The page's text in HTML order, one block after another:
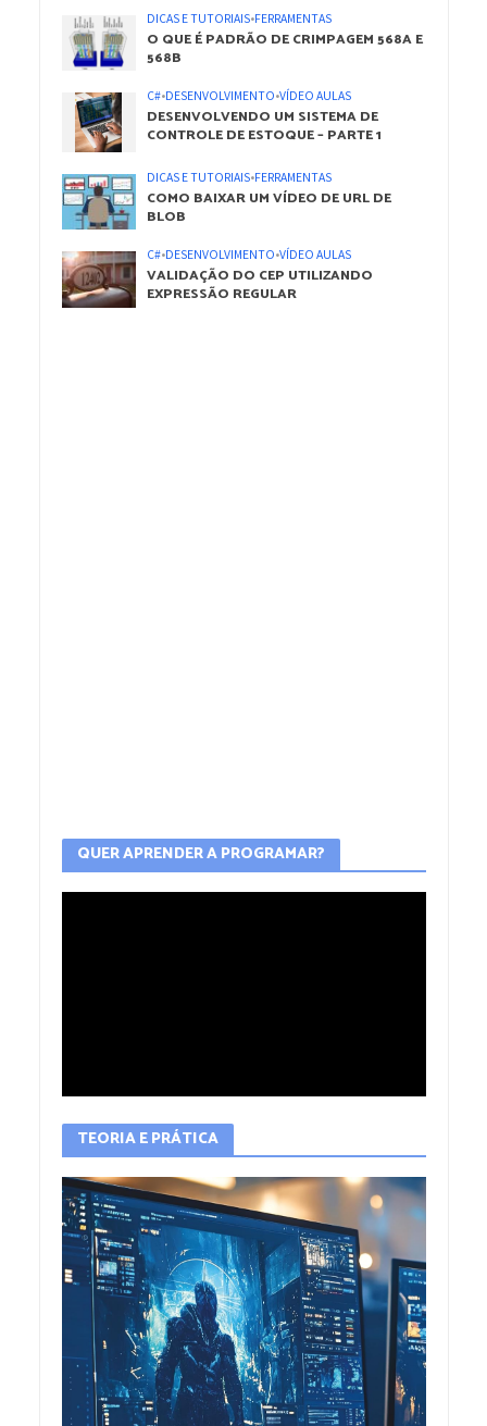
DICAS E TUTORIAIS•FERRAMENTAS
O QUE É PADRÃO DE CRIMPAGEM 568A E
568B
C#•DESENVOLVIMENTO•VÍDEO AULAS
DESENVOLVENDO UM SISTEMA DE
CONTROLE DE ESTOQUE – PARTE 1
DICAS E TUTORIAIS•FERRAMENTAS
COMO BAIXAR UM VÍDEO DE URL DE
BLOB
C#•DESENVOLVIMENTO•VÍDEO AULAS
VALIDAÇÃO DO CEP UTILIZANDO
EXPRESSÃO REGULAR
QUER APRENDER A PROGRAMAR?
TEORIA E PRÁTICA